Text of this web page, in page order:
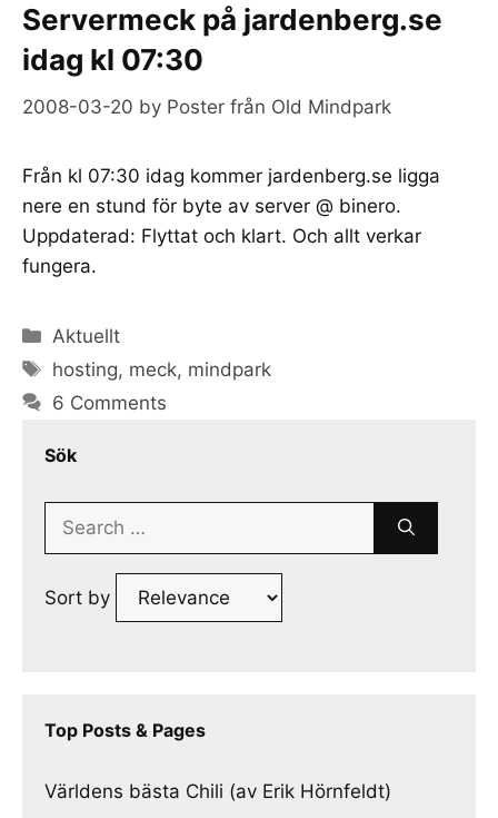
Servermeck på jardenberg.se
idag kl 07:30
2008-03-20 by Poster från Old Mindpark
Från kl 07:30 idag kommer jardenberg.se ligga
nere en stund för byte av server @ binero.
Uppdaterad: Flyttat och klart. Och allt verkar
fungera.
Categories
Aktuellt
Tags
hosting, meck, mindpark
6 Comments
Sök
Search
Sort by
Top Posts & Pages
Världens bästa Chili (av Erik Hörnfeldt)